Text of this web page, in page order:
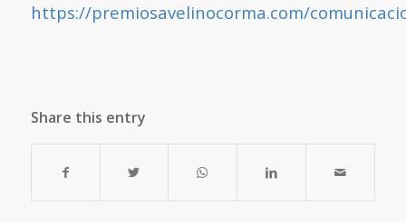
https://premiosavelinocorma.com/
Share this entry